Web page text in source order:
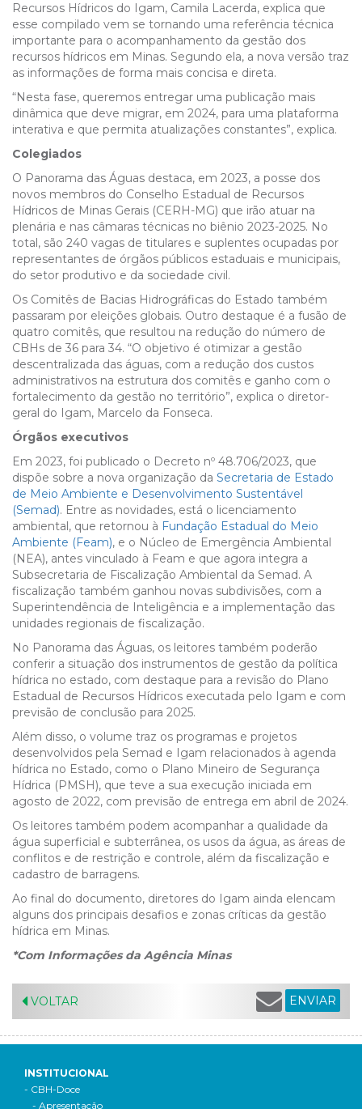
Recursos Hídricos do Igam, Camila Lacerda, explica que
esse compilado vem se tornando uma referência técnica
importante para o acompanhamento da gestão dos
recursos hídricos em Minas. Segundo ela, a nova versão traz
as informações de forma mais concisa e direta.
“Nesta fase, queremos entregar uma publicação mais
dinâmica que deve migrar, em 2024, para uma plataforma
interativa e que permita atualizações constantes”, explica.
Colegiados
O Panorama das Águas destaca, em 2023, a posse dos
novos membros do Conselho Estadual de Recursos
Hídricos de Minas Gerais (CERH-MG) que irão atuar na
plenária e nas câmaras técnicas no biênio 2023-2025. No
total, são 240 vagas de titulares e suplentes ocupadas por
representantes de órgãos públicos estaduais e municipais,
do setor produtivo e da sociedade civil.
Os Comitês de Bacias Hidrográficas do Estado também
passaram por eleições globais. Outro destaque é a fusão de
quatro comitês, que resultou na redução do número de
CBHs de 36 para 34. “O objetivo é otimizar a gestão
descentralizada das águas, com a redução dos custos
administrativos na estrutura dos comitês e ganho com o
fortalecimento da gestão no território”, explica o diretor-
geral do Igam, Marcelo da Fonseca.
Órgãos executivos
Em 2023, foi publicado o Decreto nº 48.706/2023, que
dispõe sobre a nova organização da Secretaria de Estado
de Meio Ambiente e Desenvolvimento Sustentável
(Semad). Entre as novidades, está o licenciamento
ambiental, que retornou à Fundação Estadual do Meio
Ambiente (Feam), e o Núcleo de Emergência Ambiental
(NEA), antes vinculado à Feam e que agora integra a
Subsecretaria de Fiscalização Ambiental da Semad. A
fiscalização também ganhou novas subdivisões, com a
Superintendência de Inteligência e a implementação das
unidades regionais de fiscalização.
No Panorama das Águas, os leitores também poderão
conferir a situação dos instrumentos de gestão da política
hídrica no estado, com destaque para a revisão do Plano
Estadual de Recursos Hídricos executada pelo Igam e com
previsão de conclusão para 2025.
Além disso, o volume traz os programas e projetos
desenvolvidos pela Semad e Igam relacionados à agenda
hídrica no Estado, como o Plano Mineiro de Segurança
Hídrica (PMSH), que teve a sua execução iniciada em
agosto de 2022, com previsão de entrega em abril de 2024.
Os leitores também podem acompanhar a qualidade da
água superficial e subterrânea, os usos da água, as áreas de
conflitos e de restrição e controle, além da fiscalização e
cadastro de barragens.
Ao final do documento, diretores do Igam ainda elencam
alguns dos principais desafios e zonas críticas da gestão
hídrica em Minas.
*Com Informações da Agência Minas
VOLTAR ENVIAR
INSTITUCIONAL
- CBH-Doce
- Apresentação